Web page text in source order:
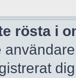
rösta i